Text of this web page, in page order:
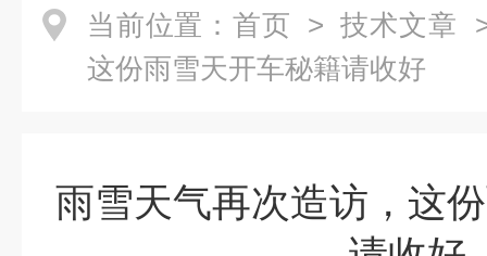
当前位置： 首页 > 技术文章
这份雨雪天开车秘籍请收好
雨雪天气再次造访，这